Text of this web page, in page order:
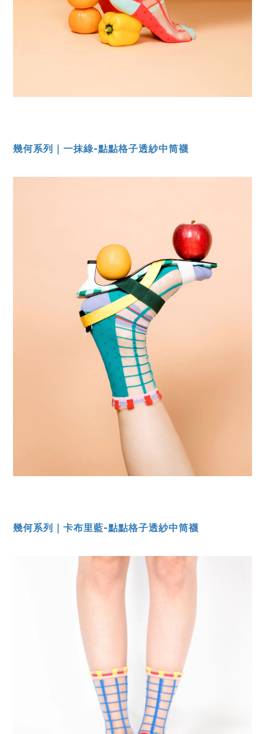
幾何系列｜一抹綠-點點格子透紗中筒襪
幾何系列｜卡布里藍-點點格子透紗中筒襪